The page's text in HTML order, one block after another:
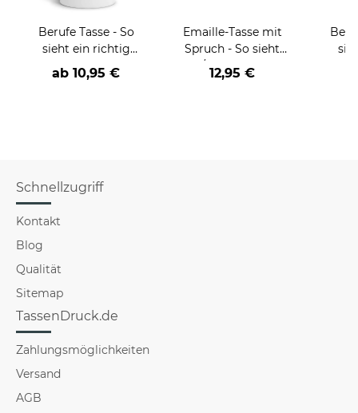
Berufe Tasse - So
sieht ein richtig
cooler -BERUF- aus
ab 10,95 €
Emaille-Tasse mit
Spruch - So sieht
der/die beste - Ihr
Beruf - aus
12,95 €
Schnellzugriff
Kontakt
Blog
Qualität
Sitemap
TassenDruck.de
Zahlungsmöglichkeiten
Versand
AGB